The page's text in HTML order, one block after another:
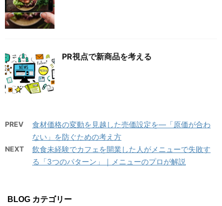
PR視点で新商品を考える
PREV
食材価格の変動を見越した売価設定を—「原価が合わ
ない」を防ぐための考え方
NEXT
飲食未経験でカフェを開業した人がメニューで失敗す
る「3つのパターン」｜メニューのプロが解説
BLOG カテゴリー